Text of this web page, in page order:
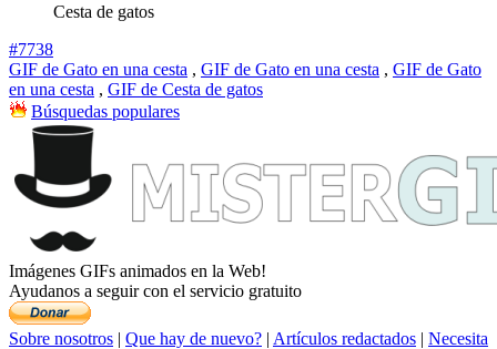
Cesta de gatos
#7738
GIF de Gato en una cesta , GIF de Gato en una cesta , GIF de Gato
en una cesta , GIF de Cesta de gatos
Búsquedas populares
Imágenes GIFs animados en la Web!
Ayudanos a seguir con el servicio gratuito
Sobre nosotros | Que hay de nuevo? | Artículos redactados | Necesita